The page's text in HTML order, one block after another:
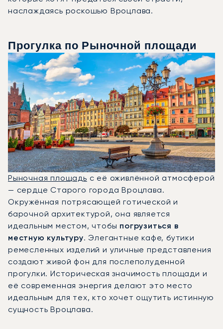
наслаждаясь роскошью Вроцлава.
Прогулка по Рыночной площади
Рыночная площадь с её оживлённой атмосферой
— сердце Старого города Вроцлава.
Окружённая потрясающей готической и
барочной архитектурой, она является
идеальным местом, чтобы погрузиться в
местную культуру. Элегантные кафе, бутики
ремесленных изделий и уличные представления
создают живой фон для послеполуденной
прогулки. Историческая значимость площади и
её современная энергия делают это место
идеальным для тех, кто хочет ощутить истинную
сущность Вроцлава.